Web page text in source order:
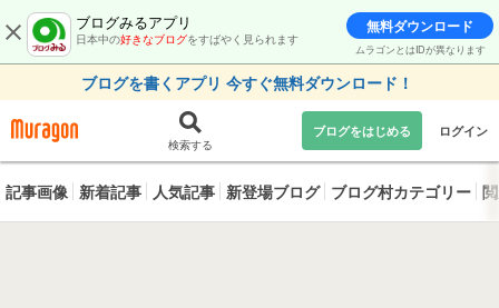
ブログみるアプリ
日本中の好きなブログをすばやく見られます
無料ダウンロード
ムラゴンとはIDが異なります
ブログを書くアプリ 今すぐ無料ダウンロード！
検索する
ブログをはじめる ログイン
記事画像 新着記事 人気記事 新登場ブログ ブログ村カテゴリー